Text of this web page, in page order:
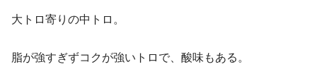
大トロ寄りの中トロ。
脂が強すぎずコクが強いトロで、酸味もある。